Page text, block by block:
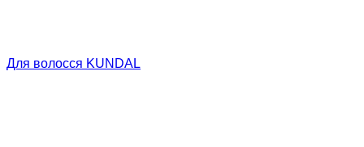
Для волосся KUNDAL